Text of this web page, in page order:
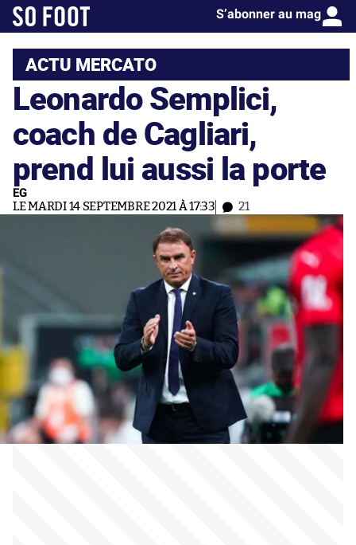
S’abonner au mag
ACTU MERCATO
Leonardo Semplici,
coach de Cagliari,
prend lui aussi la porte
EG
LE MARDI 14 SEPTEMBRE 2021 À 17:33 21